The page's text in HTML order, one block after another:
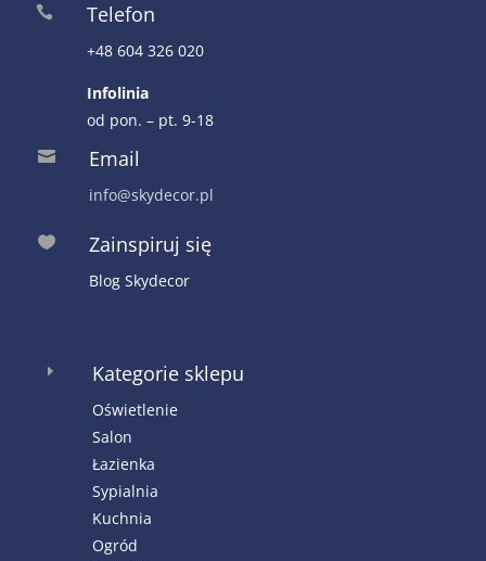
 Telefon
+48 604 326 020
Infolinia
od pon. – pt. 9-18
 Email
info@skydecor.pl
 Zainspiruj się
Blog Skydecor
E Kategorie sklepu
Oświetlenie
Salon
Łazienka
Sypialnia
Kuchnia
Ogród